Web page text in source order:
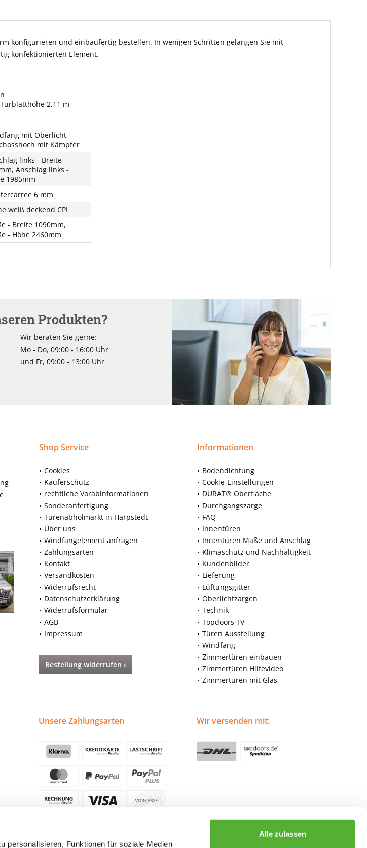
personalisieren, Funktionen für soziale Medien
Alle zulassen
konfigurieren und einbaufertig bestellen. In wenigen Schritten gelangen Sie mit
konfektionierten Element.
2,11 m
mit Oberlicht -
mit Kämpfer
links - Breite
Anschlag links -
1985mm
6 mm
weiß deckend CPL
- Breite 1090mm,
- Höhe 2460mm
Produkten?
Wir beraten Sie gerne:
Mo - Do, 09:00 - 16:00 Uhr
und Fr, 09:00 - 13:00 Uhr
Shop Service
Cookies
Käuferschutz
rechtliche Vorabinformationen
Sonderanfertigung
Türenabholmarkt in Harpstedt
Über uns
Windfangelement anfragen
Zahlungsarten
Kontakt
Versandkosten
Widerrufsrecht
Datenschutzerklärung
Widerrufsformular
AGB
Impressum
Bestellung widerrufen ›
Informationen
Bodendichtung
Cookie-Einstellungen
DURAT® Oberfläche
Durchgangszarge
FAQ
Innentüren
Innentüren Maße und Anschlag
Klimaschutz und Nachhaltigkeit
Kundenbilder
Lieferung
Lüftungsgitter
Oberlichtzargen
Technik
Topdoors TV
Türen Ausstellung
Windfang
Zimmertüren einbauen
Zimmertüren Hilfevideo
Zimmertüren mit Glas
Unsere Zahlungsarten Wir versenden mit: